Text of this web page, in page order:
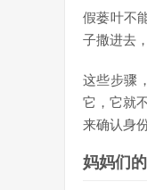
假蒌叶不
子撒进去
这些步骤
它，它就
来确认身
妈妈们